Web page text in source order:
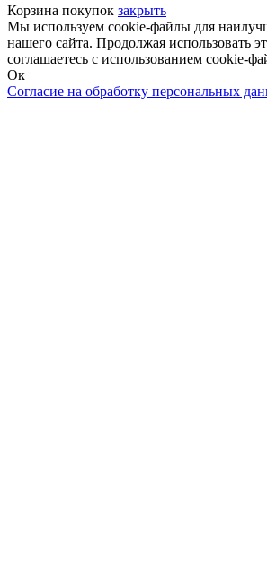
Корзина покупок закрыть
Мы используем cookie-файлы для
нашего сайта. Продолжая использовать
соглашаетесь с использованием cookie-
Ок
Согласие на обработку персональных